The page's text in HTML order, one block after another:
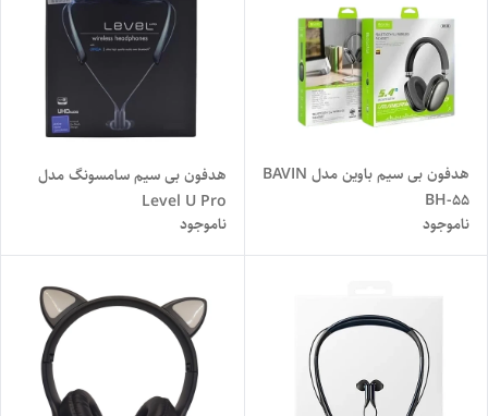
هدفون بی سیم باوین مدل BAVIN
BH-55
ناموجود
هدفون بی سیم سامسونگ مدل
Level U Pro
ناموجود